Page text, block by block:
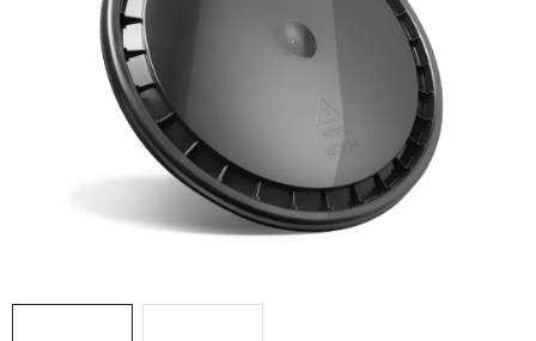
NAŠE SLUŽBY
PRODÁVANÉ ZNAČKY
BYDLENÍ